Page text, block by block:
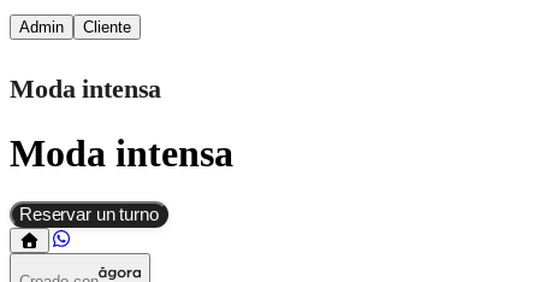
Admin Cliente
Moda intensa
Moda intensa
Reservar un turno